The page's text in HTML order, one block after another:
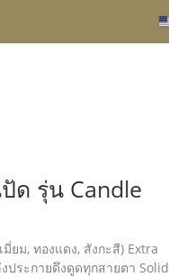
ด รุ่น Candle
ยม, ทองแดง, สังกะสี) Extra
ประกายดึงดูดทุกสายตา Solid